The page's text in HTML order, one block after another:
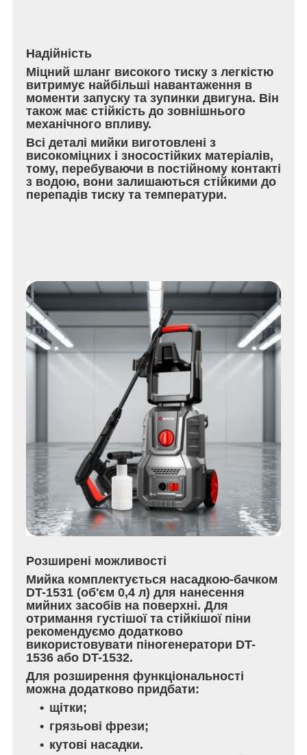
Надійність
Міцний шланг високого тиску з легкістю
витримує найбільші навантаження в
моменти запуску та зупинки двигуна. Він
також має стійкість до зовнішнього
механічного впливу.
Всі деталі мийки виготовлені з
високоміцних і зносостійких матеріалів,
тому, перебуваючи в постійному контакті
з водою, вони залишаються стійкими до
перепадів тиску та температури.
Розширені можливості
Мийка комплектується насадкою-бачком
DT-1531 (об'єм 0,4 л) для нанесення
мийних засобів на поверхні. Для
отримання густішої та стійкішої піни
рекомендуємо додатково
використовувати піногенератори DT-
1536 або DT-1532.
Для розширення функціональності
можна додатково придбати:
щітки;
грязьові фрези;
кутові насадки.